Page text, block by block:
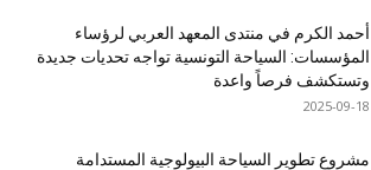
أحمد الكرم في منتدى المعهد العربي لرؤساء
المؤسسات: السياحة التونسية تواجه تحديات جديدة
وتستكشف فرصاً واعدة
2025-09-18
مشروع تطوير السياحة البيولوجية المستدامة